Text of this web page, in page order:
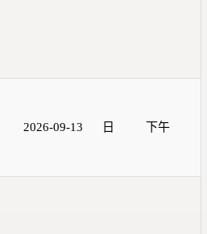
2026-09-13 日 下午